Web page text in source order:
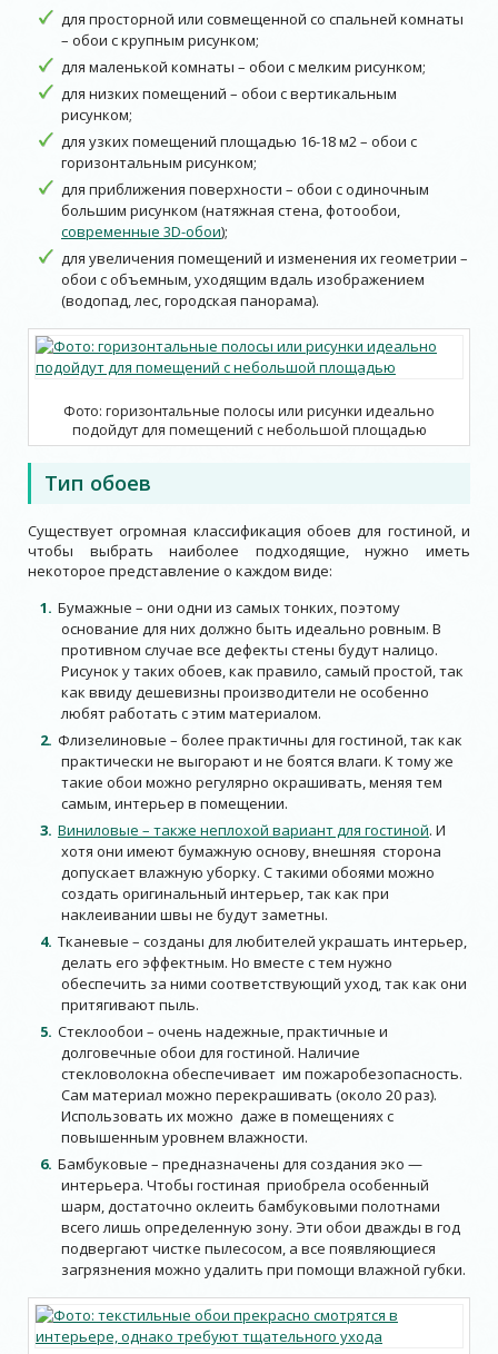
для просторной или совмещенной со спальней комнаты
– обои с крупным рисунком;
для маленькой комнаты – обои с мелким рисунком;
для низких помещений – обои с вертикальным
рисунком;
для узких помещений площадью 16-18 м2 – обои с
горизонтальным рисунком;
для приближения поверхности – обои с одиночным
большим рисунком (натяжная стена, фотообои,
современные 3D-обои);
для увеличения помещений и изменения их геометрии –
обои с объемным, уходящим вдаль изображением
(водопад, лес, городская панорама).
Фото: горизонтальные полосы или рисунки идеально
подойдут для помещений с небольшой площадью
Тип обоев
Существует огромная классификация обоев для гостиной, и
чтобы выбрать наиболее подходящие, нужно иметь
некоторое представление о каждом виде:
Бумажные – они одни из самых тонких, поэтому
основание для них должно быть идеально ровным. В
противном случае все дефекты стены будут налицо.
Рисунок у таких обоев, как правило, самый простой, так
как ввиду дешевизны производители не особенно
любят работать с этим материалом.
Флизелиновые – более практичны для гостиной, так как
практически не выгорают и не боятся влаги. К тому же
такие обои можно регулярно окрашивать, меняя тем
самым, интерьер в помещении.
Виниловые – также неплохой вариант для гостиной. И
хотя они имеют бумажную основу, внешняя сторона
допускает влажную уборку. С такими обоями можно
создать оригинальный интерьер, так как при
наклеивании швы не будут заметны.
Тканевые – созданы для любителей украшать интерьер,
делать его эффектным. Но вместе с тем нужно
обеспечить за ними соответствующий уход, так как они
притягивают пыль.
Стеклообои – очень надежные, практичные и
долговечные обои для гостиной. Наличие
стекловолокна обеспечивает им пожаробезопасность.
Сам материал можно перекрашивать (около 20 раз).
Использовать их можно даже в помещениях с
повышенным уровнем влажности.
Бамбуковые – предназначены для создания эко —
интерьера. Чтобы гостиная приобрела особенный
шарм, достаточно оклеить бамбуковыми полотнами
всего лишь определенную зону. Эти обои дважды в год
подвергают чистке пылесосом, а все появляющиеся
загрязнения можно удалить при помощи влажной губки.